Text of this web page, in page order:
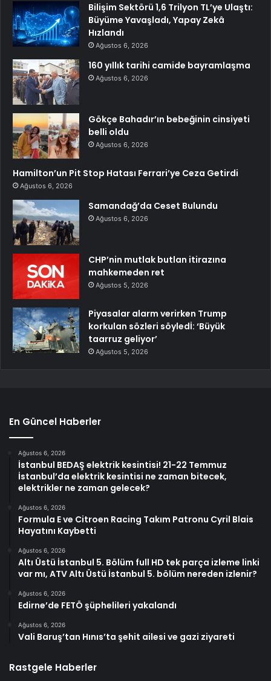
Bilişim Sektörü 1,6 Trilyon TL’ye Ulaştı:
Büyüme Yavaşladı, Yapay Zekâ
Hızlandı
Ağustos 6, 2026
160 yıllık tarihi camide bayramlaşma
Ağustos 6, 2026
Gökçe Bahadır’ın bebeğinin cinsiyeti
belli oldu
Ağustos 6, 2026
Hamilton’un Pit Stop Hatası Ferrari’ye Ceza Getirdi
Ağustos 6, 2026
Samandağ’da Ceset Bulundu
Ağustos 6, 2026
CHP’nin mutlak butlan itirazına
mahkemeden ret
Ağustos 5, 2026
Piyasalar alarm verirken Trump
korkulan sözleri söyledİ: ‘Büyük
taarruz geliyor’
Ağustos 5, 2026
En Güncel Haberler
Ağustos 6, 2026
İstanbul BEDAŞ elektrik kesintisi! 21-22 Temmuz
İstanbul’da elektrik kesintisi ne zaman bitecek,
elektrikler ne zaman gelecek?
Ağustos 6, 2026
Formula E ve Citroen Racing Takım Patronu Cyril Blais
Hayatını Kaybetti
Ağustos 6, 2026
Altı Üstü İstanbul 5. Bölüm full HD tek parça izleme linki
var mı, ATV Altı Üstü İstanbul 5. bölüm nereden izlenir?
Ağustos 6, 2026
Edirne’de FETÖ şüphelileri yakalandı
Ağustos 6, 2026
Vali Baruş’tan Hınıs’ta şehit ailesi ve gazi ziyareti
Rastgele Haberler